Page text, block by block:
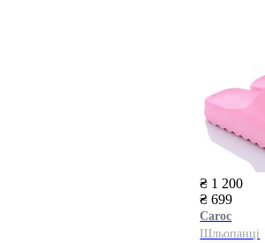
₴ 1 200
₴ 699
Caroc
Шльопанці